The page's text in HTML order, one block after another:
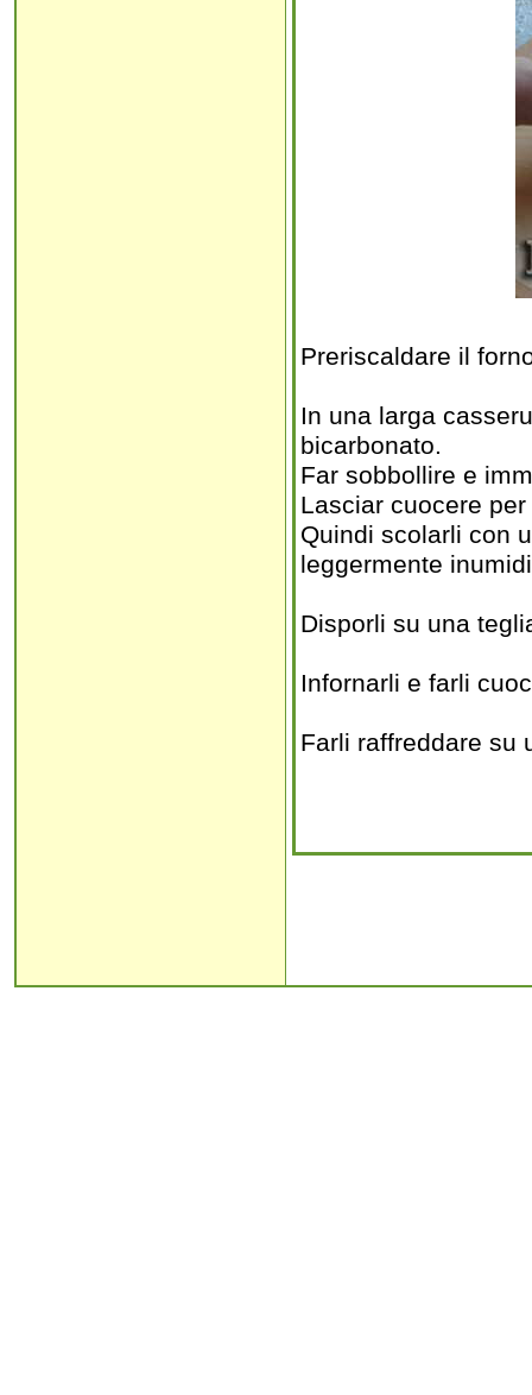
Preriscaldare il
In una larga
bicarbonato.
Far sobbollire e
Lasciar cuocere
Quindi scolarli con
leggermente
Disporli su una
Infornarli e farli
Farli raffreddare su